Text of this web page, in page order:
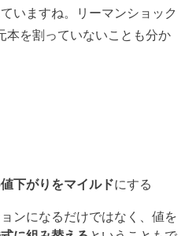
いますね。リーマンショック
本を割っていないことも分か
値下がりをマイルドにする
ンになるだけではなく、値を